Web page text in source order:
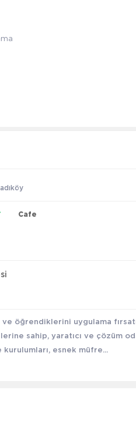
Cafe
öğrendiklerini uygulama
sahip, yaratıcı ve çözüm
esnek müfre...